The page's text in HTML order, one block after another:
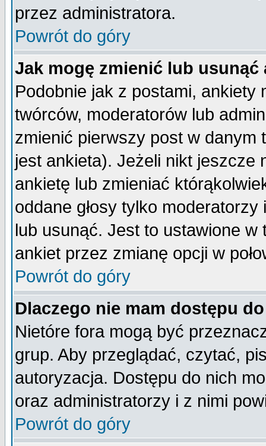
przez administratora.
Powrót do góry
Jak mogę zmienić lub usunąć
Podobnie jak z postami,
twórców, moderatorów lub
zmienić pierwszy post w
jest ankieta). Jeżeli nikt jeszcze
ankietę lub zmieniać
oddane głosy tylko
lub usunąć. Jest to ustawione w
ankiet przez zmianę opcji w
Powrót do góry
Dlaczego nie mam dostępu
Nietóre fora mogą być
grup. Aby przeglądać, czytać,
autoryzacja. Dostępu do nich
oraz administratorzy i z nimi
Powrót do góry